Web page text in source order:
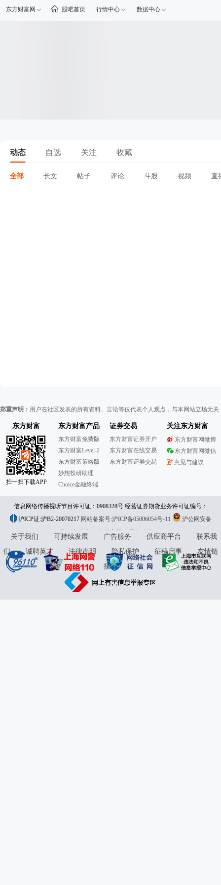
东方财富网 股吧首页 行情中心 数据中心
动态 自选 关注 收藏
全部 长文 帖子 评论 斗股 视频 直
郑重声明： 用户在社区发表的所有资料、言论等仅代表个人观点，与本网站立场无
东方财富
扫一扫下载APP
东方财富产品
东方财富免费版
东方财富Level-2
东方财富策略版
妙想投研助理
Choice金融终端
证券交易
东方财富证券开户
东方财富在线交易
东方财富证券交易
关注东方财富
东方财富网微博
东方财富网微信
意见与建议
信息网络传播视听节目许可证：0908328号 经营证券期货业务许可证编号：
913101046312860336 违法和不良信息举报:021-61278686 举报邮箱：
jubao@eastmoney.com
沪ICP证:沪B2-20070217 网站备案号:沪ICP备05006054号-11
沪公网安备
31010402000120号版权所有:东方财富网意见与建议:4000300059/952500
关于我们 可持续发展 广告服务 供应商平台
联系我
们
诚聘英才 法律声明 隐私保护 征稿启事
友情链
接